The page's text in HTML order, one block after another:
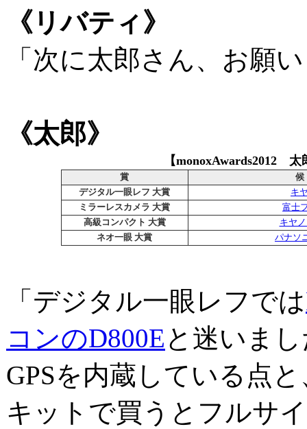
《リバティ》
「次に太郎さん、お願
《太郎》
【monoxAwards2012 太
賞
デジタル一眼レフ 大賞
キ
ミラーレスカメラ 大賞
富士
高級コンパクト 大賞
キヤ
ネオ一眼 大賞
パナソ
「デジタル一眼レフでは
コンのD800Eと迷いま
GPSを内蔵している点
キットで買うとフルサ